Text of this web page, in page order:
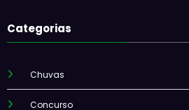
Categorias
Chuvas
Concurso